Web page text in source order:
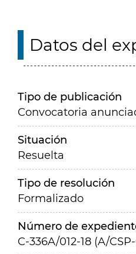
Datos del
Tipo de publicación
Convocatoria
Situación
Resuelta
Tipo de resolución
Formalizado
Número de
C-336A/012-18 (A/